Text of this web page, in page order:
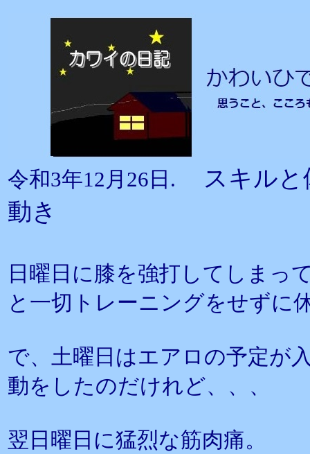
令和3年12月26日.
スキル
動き
日曜日に膝を強打してしまっ
と一切トレーニングをせずに
で、土曜日はエアロの予定が
動をしたのだけれど、、、
翌日曜日に猛烈な筋肉痛。